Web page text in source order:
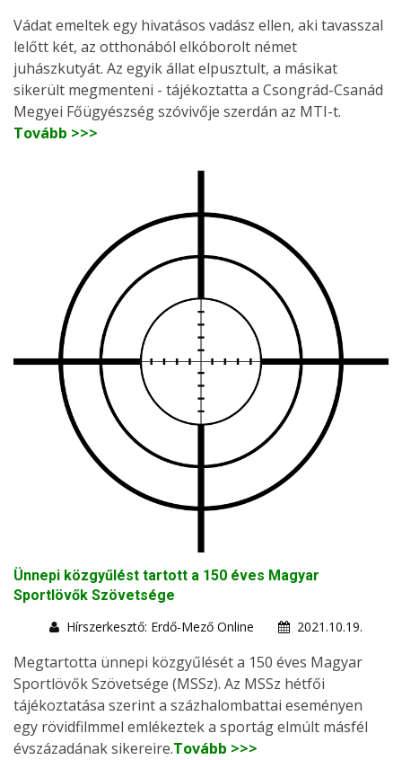
Vádat emeltek egy hivatásos vadász ellen, aki tavasszal
lelőtt két, az otthonából elkóborolt német
juhászkutyát. Az egyik állat elpusztult, a másikat
sikerült megmenteni - tájékoztatta a Csongrád-Csanád
Megyei Főügyészség szóvivője szerdán az MTI-t.
Tovább >>>
Ünnepi közgyűlést tartott a 150 éves Magyar
Sportlövők Szövetsége
Hírszerkesztő: Erdő-Mező Online
2021.10.19.
Megtartotta ünnepi közgyűlését a 150 éves Magyar
Sportlövők Szövetsége (MSSz). Az MSSz hétfői
tájékoztatása szerint a százhalombattai eseményen
egy rövidfilmmel emlékeztek a sportág elmúlt másfél
évszázadának sikereire.Tovább >>>